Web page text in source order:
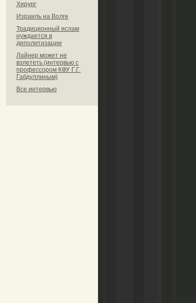
Хирург
Израиль на Волге
Традиционный ислам
нуждается в
деполитизации
Лайнер может не
взлететь (интервью с
профессором КФУ Г.Г.
Габдуллиным)
Все интервью